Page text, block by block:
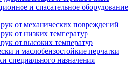
и спасательное оборудование
от механических повреждений
от низких температур
от высоких температур
и маслобензостойкие перчатки
специального назначения